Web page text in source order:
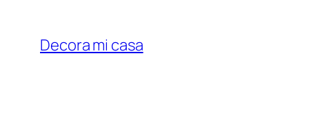
contenido
Decora mi casa